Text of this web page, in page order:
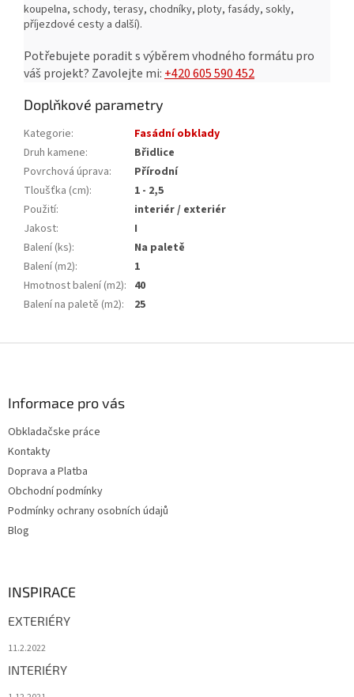
koupelna, schody, terasy, chodníky, ploty, fasády, sokly,
příjezdové cesty a další).
Potřebujete poradit s výběrem vhodného formátu pro
váš projekt? Zavolejte mi:+420 605 590 452
Doplňkové parametry
Kategorie:
Fasádní obklady
Druh kamene:
Břidlice
Povrchová úprava:
Přírodní
Tloušťka (cm):
1 - 2,5
Použití:
interiér / exteriér
Jakost:
I
Balení (ks):
Na paletě
Balení (m2):
1
Hmotnost balení (m2): 40
Balení na paletě (m2): 25
Informace pro vás
Obkladačske práce
Kontakty
Doprava a Platba
Obchodní podmínky
Podmínky ochrany osobních údajů
Blog
INSPIRACE
EXTERIÉRY
11.2.2022
INTERIÉRY